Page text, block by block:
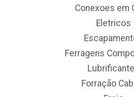
Conexoes em
Eletricos
Ferragens
Forração